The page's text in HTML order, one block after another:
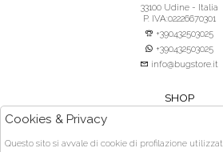
33100 Udine - Italia
P. IVA:02226670301
+390432503025
+390432503025
info@bugstore.it
SHOP
ACQUISTO
Cookies & Privacy
Questo sito si avvale di cookie di profilazione